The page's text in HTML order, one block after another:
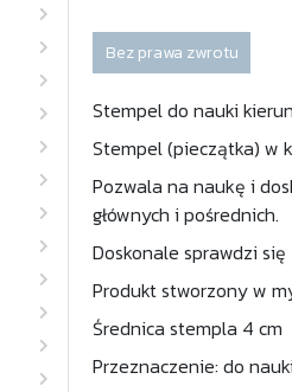
Bez prawa zwrotu
Stempel do nauki
Stempel (pieczątka) w
Pozwala na naukę i
głównych i pośrednich.
Doskonale sprawdzi
Produkt stworzony w
Średnica stempla 4 cm
Przeznaczenie: do